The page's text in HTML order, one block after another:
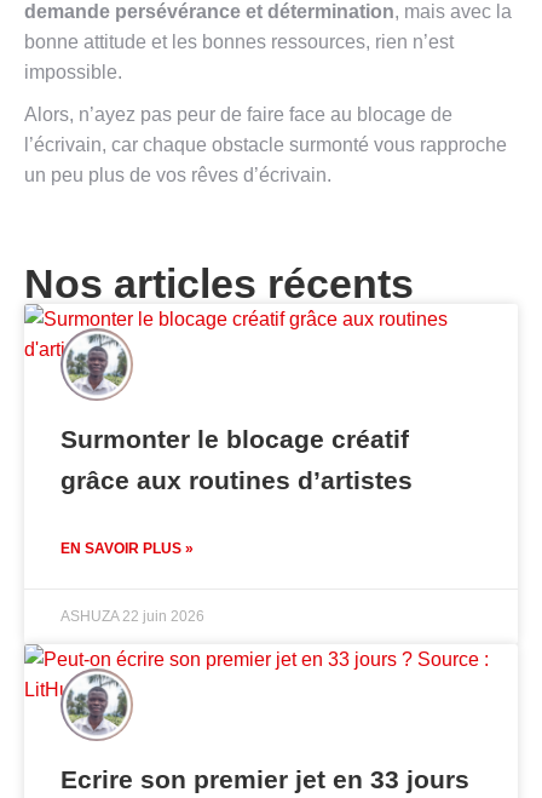
demande persévérance et détermination, mais avec la
bonne attitude et les bonnes ressources, rien n’est
impossible.
Alors, n’ayez pas peur de faire face au blocage de
l’écrivain, car chaque obstacle surmonté vous rapproche
un peu plus de vos rêves d’écrivain.
Nos articles récents
Surmonter le blocage créatif
grâce aux routines d’artistes
EN SAVOIR PLUS »
ASHUZA22 juin 2026
Ecrire son premier jet en 33 jours